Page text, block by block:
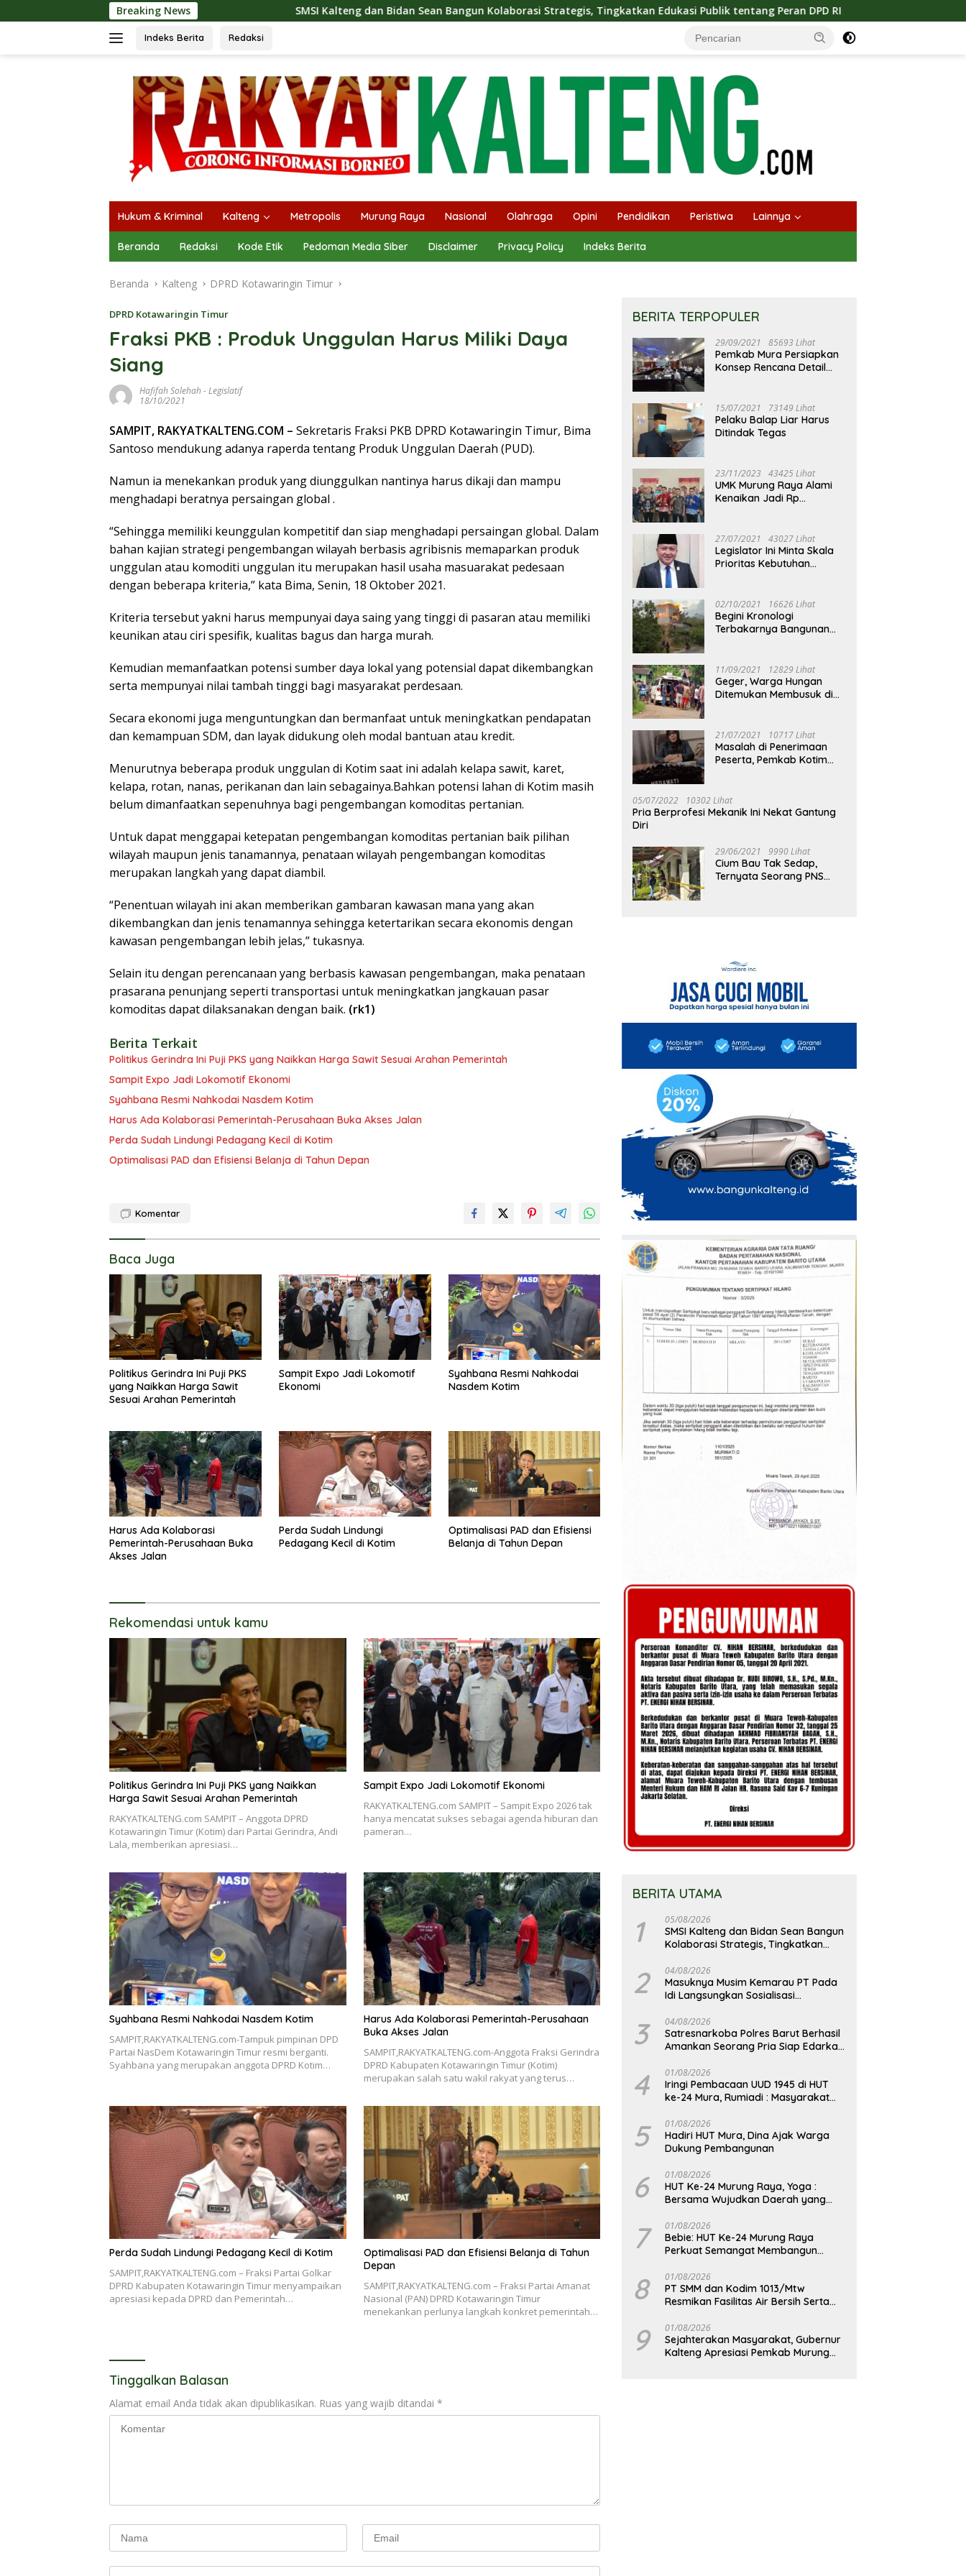
ke
Breaking NewsSMSI Kalteng dan Bidan Sean Bangun Kolaborasi Strategis, Tingkatkan Edukasi Publik tentang Peran DPD RI Masuknya Musim Kemarau PT
Indeks Berita Redaksi
Hukum & Kriminal Kalteng Metropolis Murung Raya Nasional Olahraga Opini Pendidikan Peristiwa Lainnya
Beranda Redaksi Kode Etik Pedoman Media Siber Disclaimer Privacy Policy Indeks Berita
Beranda Kalteng DPRD Kotawaringin Timur
DPRD Kotawaringin Timur
Fraksi PKB : Produk Unggulan Harus Miliki Daya
Siang
Hafifah Solehah -Legislatif
18/10/2021
SAMPIT, RAKYATKALTENG.COM – Sekretaris Fraksi PKB DPRD Kotawaringin Timur, Bima
Santoso mendukung adanya raperda tentang Produk Unggulan Daerah (PUD).
Namun ia menekankan produk yang diunggulkan nantinya harus dikaji dan mampu
menghadapi beratnya persaingan global .
“Sehingga memiliki keunggulan kompetitif dan siap menghadapi persaingan global. Dalam
bahan kajian strategi pengembangan wilayah berbasis agribisnis memaparkan produk
unggulan atau komoditi unggulan itu merupakan hasil usaha masuarakat pedesaan
dengan beberapa kriteria,” kata Bima, Senin, 18 Oktober 2021.
Kriteria tersebut yakni harus mempunyai daya saing yang tinggi di pasaran atau memiliki
keunikan atau ciri spesifik, kualitas bagus dan harga murah.
Kemudian memanfaatkan potensi sumber daya lokal yang potensial dapat dikembangkan
serta mempunyai nilai tambah tinggi bagi masyarakat perdesaan.
Secara ekonomi juga menguntungkan dan bermanfaat untuk meningkatkan pendapatan
dan kemampuan SDM, dan layak didukung oleh modal bantuan atau kredit.
Menurutnya beberapa produk unggulan di Kotim saat ini adalah kelapa sawit, karet,
kelapa, rotan, nanas, perikanan dan lain sebagainya.Bahkan potensi lahan di Kotim masih
belum dimanfaatkan sepenuhnya bagi pengembangan komoditas pertanian.
Untuk dapat menggapai ketepatan pengembangan komoditas pertanian baik pilihan
wilayah maupun jenis tanamannya, penataan wilayah pengembangan komoditas
merupakan langkah yang dapat diambil.
“Penentuan wilayah ini akan memberikan gambaran kawasan mana yang akan
dikembangkan dan jenis tenamannya sehingga ketertarikan secara ekonomis dengan
kawasan pengembangan lebih jelas,” tukasnya.
Selain itu dengan perencanaan yang berbasis kawasan pengembangan, maka penataan
prasarana penunjang seperti transportasi untuk meningkatkan jangkauan pasar
komoditas dapat dilaksanakan dengan baik. (rk1)
Berita Terkait
Politikus Gerindra Ini Puji PKS yang Naikkan Harga Sawit Sesuai Arahan Pemerintah
Sampit Expo Jadi Lokomotif Ekonomi
Syahbana Resmi Nahkodai Nasdem Kotim
Harus Ada Kolaborasi Pemerintah-Perusahaan Buka Akses Jalan
Perda Sudah Lindungi Pedagang Kecil di Kotim
Optimalisasi PAD dan Efisiensi Belanja di Tahun Depan
Komentar
Baca Juga
Politikus Gerindra Ini Puji PKS
yang Naikkan Harga Sawit
Sesuai Arahan Pemerintah
Sampit Expo Jadi Lokomotif
Ekonomi
Syahbana Resmi Nahkodai
Nasdem Kotim
Harus Ada Kolaborasi
Pemerintah-Perusahaan Buka
Akses Jalan
Perda Sudah Lindungi
Pedagang Kecil di Kotim
Optimalisasi PAD dan Efisiensi
Belanja di Tahun Depan
Rekomendasi untuk kamu
Politikus Gerindra Ini Puji PKS yang Naikkan
Harga Sawit Sesuai Arahan Pemerintah
RAKYATKALTENG.com SAMPIT – Anggota DPRD
Kotawaringin Timur (Kotim) dari Partai Gerindra, Andi
Lala, memberikan apresiasi…
Sampit Expo Jadi Lokomotif Ekonomi
RAKYATKALTENG.com SAMPIT – Sampit Expo 2026 tak
hanya mencatat sukses sebagai agenda hiburan dan
pameran…
Syahbana Resmi Nahkodai Nasdem Kotim
SAMPIT,RAKYATKALTENG.com-Tampuk pimpinan DPD
Partai NasDem Kotawaringin Timur resmi berganti.
Syahbana yang merupakan anggota DPRD Kotim…
Harus Ada Kolaborasi Pemerintah-Perusahaan
Buka Akses Jalan
SAMPIT,RAKYATKALTENG.com-Anggota Fraksi Gerindra
DPRD Kabupaten Kotawaringin Timur (Kotim)
merupakan salah satu wakil rakyat yang terus…
Perda Sudah Lindungi Pedagang Kecil di Kotim
SAMPIT,RAKYATKALTENG.com – Fraksi Partai Golkar
DPRD Kabupaten Kotawaringin Timur menyampaikan
apresiasi kepada DPRD dan Pemerintah…
Optimalisasi PAD dan Efisiensi Belanja di Tahun
Depan
SAMPIT,RAKYATKALTENG.com – Fraksi Partai Amanat
Nasional (PAN) DPRD Kotawaringin Timur
menekankan perlunya langkah konkret pemerintah…
Tinggalkan Balasan
Alamat email Anda tidak akan dipublikasikan. Ruas yang wajib ditandai *
BERITA TERPOPULER
29/09/2021 85693 Lihat
Pemkab Mura Persiapkan
Konsep Rencana Detail
15/07/2021 73149 Lihat
Pelaku Balap Liar Harus
Ditindak Tegas
23/11/2023 43425 Lihat
UMK Murung Raya Alami
Kenaikan Jadi Rp
27/07/2021 43027 Lihat
Legislator Ini Minta Skala
Prioritas Kebutuhan
02/10/2021 16626 Lihat
Begini Kronologi
Terbakarnya Bangunan
11/09/2021 12829 Lihat
Geger, Warga Hungan
Ditemukan Membusuk di
21/07/2021 10717 Lihat
Masalah di Penerimaan
Peserta, Pemkab Kotim
05/07/2022 10302 Lihat
Pria Berprofesi Mekanik Ini Nekat Gantung
Diri
29/06/2021 9990 Lihat
Cium Bau Tak Sedap,
Ternyata Seorang PNS
BERITA UTAMA
1 05/08/2026
SMSI Kalteng dan Bidan Sean Bangun
Kolaborasi Strategis, Tingkatkan
2 04/08/2026
Masuknya Musim Kemarau PT Pada
Idi Langsungkan Sosialisasi
3 04/08/2026
Satresnarkoba Polres Barut Berhasil
Amankan Seorang Pria Siap Edarkan
Gram
4 01/08/2026
Iringi Pembacaan UUD 1945 di HUT
ke-24 Mura, Rumiadi : Masyarakat
yang Lebih Besar
5 01/08/2026
Hadiri HUT Mura, Dina Ajak Warga
Dukung Pembangunan
6 01/08/2026
HUT Ke-24 Murung Raya, Yoga :
Bersama Wujudkan Daerah yang
7 01/08/2026
Bebie: HUT Ke-24 Murung Raya
Perkuat Semangat Membangun
8 01/08/2026
PT SMM dan Kodim 1013/Mtw
Resmikan Fasilitas Air Bersih Serta
Masyarakat
9 01/08/2026
Sejahterakan Masyarakat, Gubernur
Kalteng Apresiasi Pemkab Murung